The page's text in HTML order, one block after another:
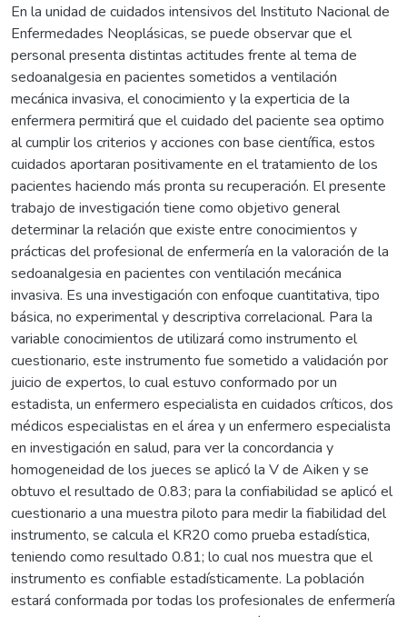
En la unidad de cuidados intensivos del Instituto Nacional de
Enfermedades Neoplásicas, se puede observar que el
personal presenta distintas actitudes frente al tema de
sedoanalgesia en pacientes sometidos a ventilación
mecánica invasiva, el conocimiento y la experticia de la
enfermera permitirá que el cuidado del paciente sea optimo
al cumplir los criterios y acciones con base científica, estos
cuidados aportaran positivamente en el tratamiento de los
pacientes haciendo más pronta su recuperación. El presente
trabajo de investigación tiene como objetivo general
determinar la relación que existe entre conocimientos y
prácticas del profesional de enfermería en la valoración de la
sedoanalgesia en pacientes con ventilación mecánica
invasiva. Es una investigación con enfoque cuantitativa, tipo
básica, no experimental y descriptiva correlacional. Para la
variable conocimientos de utilizará como instrumento el
cuestionario, este instrumento fue sometido a validación por
juicio de expertos, lo cual estuvo conformado por un
estadista, un enfermero especialista en cuidados críticos, dos
médicos especialistas en el área y un enfermero especialista
en investigación en salud, para ver la concordancia y
homogeneidad de los jueces se aplicó la V de Aiken y se
obtuvo el resultado de 0.83; para la confiabilidad se aplicó el
cuestionario a una muestra piloto para medir la fiabilidad del
instrumento, se calcula el KR20 como prueba estadística,
teniendo como resultado 0.81; lo cual nos muestra que el
instrumento es confiable estadísticamente. La población
estará conformada por todas los profesionales de enfermería